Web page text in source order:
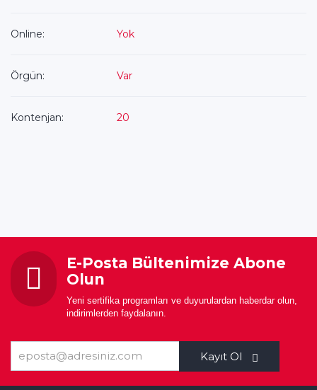
Online: Yok
Örgün: Var
Kontenjan: 20
E-Posta Bültenimize Abone
Olun
Yeni sertifika programları ve duyurulardan haberdar olun,
indirimlerden faydalanın.
Kayıt Ol